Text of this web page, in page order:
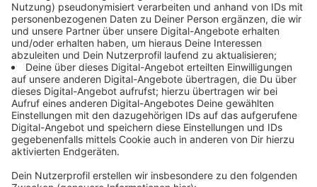
Eine winterliche Attraktion bleibt noch eine Woche in
Düsseldorf: die Eisbahn am Corneliusplatz (Kö on Ice).
Dort kann man noch bis Sonntag seine Runden auf
Schlittschuhen laufen, Eisstockschiessen buchen oder
Snacks und Getränke kaufen.
Anzeige
Weitere Infos und LInks zum Thema